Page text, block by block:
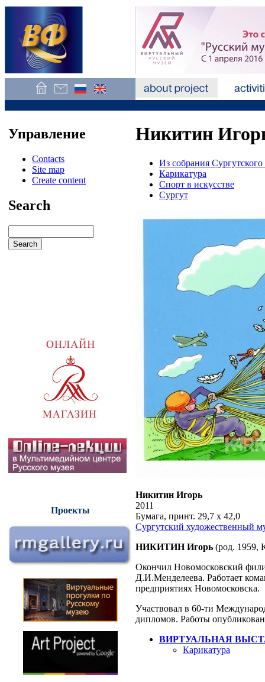
Управление
Contacts
Site map
Create content
Search
Проекты
Никитин
Из собрания
Карикатура
Спорт в искусстве
Сургут
Никитин Игорь
2011
Бумага, принт. 29,7 х 42,0
Сургутский художественный
НИКИТИН Игорь (род. 1959,
Окончил Новомосковский
Д.И.Менделеева. Работает
предприятиях Новомосковска.
Участвовал в 60-ти
дипломов. Работы
ВИРТУАЛЬНАЯ
Карикатура